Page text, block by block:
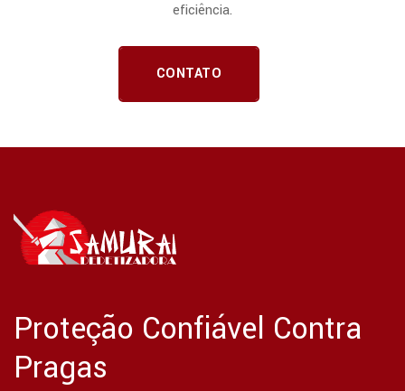
eficiência.
CONTATO
Proteção Confiável Contra
Pragas